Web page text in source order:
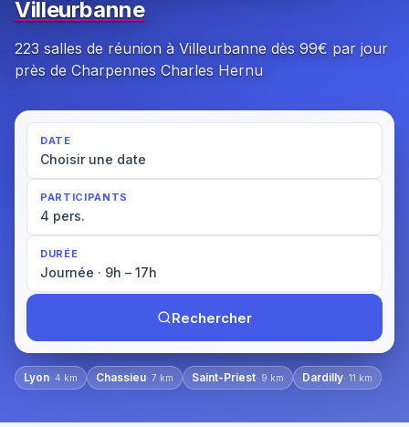
Villeurbanne
223 salles de réunion à Villeurbanne dès 99€ par jour
près de Charpennes Charles Hernu
DATE
Choisir une date
PARTICIPANTS
4 pers.
DURÉE
Journée · 9h – 17h
Rechercher
Lyon· 4 km Chassieu· 7 km Saint-Priest· 9 km Dardilly· 11 km